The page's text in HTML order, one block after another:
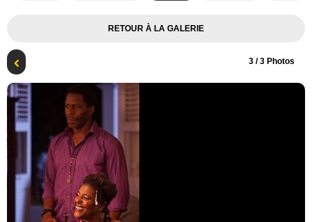
RETOUR À LA GALERIE
3 / 3 Photos